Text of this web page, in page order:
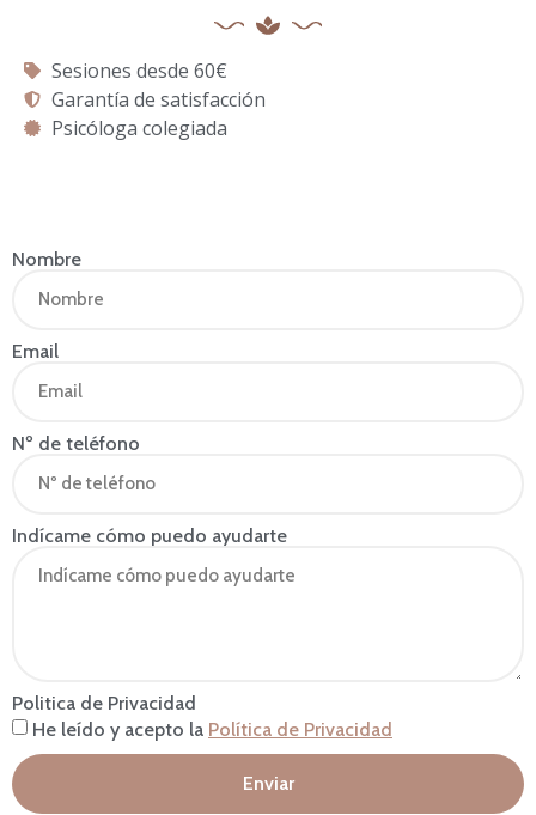
Sesiones desde 60€
Garantía de satisfacción
Psicóloga colegiada
Nombre
Email
Nº de teléfono
Indícame cómo puedo ayudarte
Politica de Privacidad
He leído y acepto la Política de Privacidad
Enviar